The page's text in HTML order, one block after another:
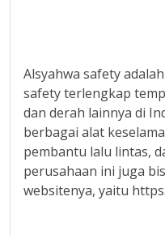
Alsyahwa safety
safety terlengkap
dan derah lainnya di
berbagai alat
pembantu lalu lintas,
perusahaan ini juga
websitenya, yaitu